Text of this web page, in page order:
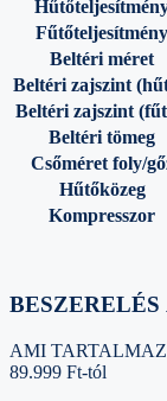
Fűtőteljesítmény
Beltéri méret
Beltéri zajszint
Beltéri zajszint
Beltéri tömeg
Csőméret foly/
Hűtőközeg
Kompresszor
BESZERELÉS
AMI
89.999 Ft-tól